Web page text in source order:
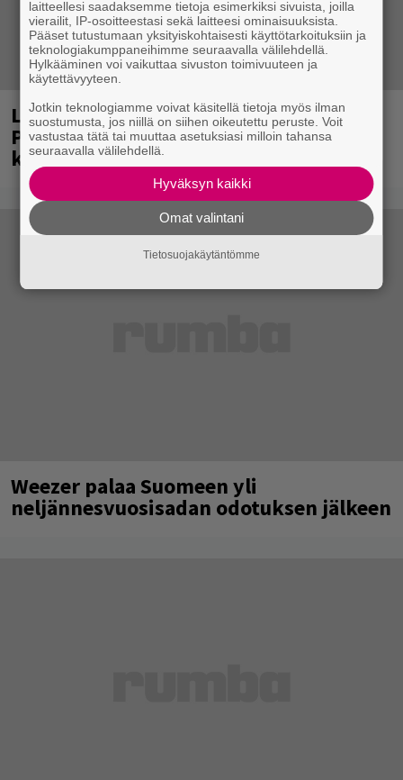
Laittomasta graffitista kiinni jäänyt
Paavo Arhinmäki jälleen spraypullo
kädessä – näitä puolueita ei kiinnosta
Weezer palaa Suomeen yli
neljännesvuosisadan odotuksen jälkeen
laitteellesi saadaksemme tietoja esimerkiksi sivuista, joilla
vierailit, IP-osoitteestasi sekä laitteesi ominaisuuksista.
Pääset tutustumaan yksityiskohtaisesti käyttötarkoituksiin ja
teknologiakumppaneihimme seuraavalla välilehdellä.
Hylkääminen voi vaikuttaa sivuston toimivuuteen ja
käytettävyyteen.
Jotkin teknologiamme voivat käsitellä tietoja myös ilman
suostumusta, jos niillä on siihen oikeutettu peruste. Voit
vastustaa tätä tai muuttaa asetuksiasi milloin tahansa
seuraavalla välilehdellä.
Hyväksyn kaikki
Omat valintani
Tietosuojakäytäntömme